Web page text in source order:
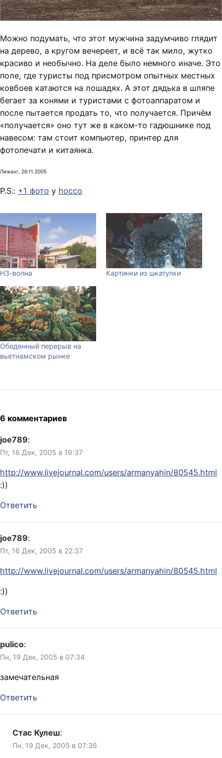
Можно подумать, что этот мужчина задумчиво глядит
на дерево, а кругом вечереет, и всё так мило, жутко
красиво и необычно. На деле было немного иначе. Это
поле, где туристы под присмотром опытных местных
ковбоев катаются на лошадях. А этот дядька в шляпе
бегает за конями и туристами с фотоаппаратом и
после пытается продать то, что получается. Причём
«получается» оно тут же в каком-то гадюшнике под
навесом: там стоит компьютер, принтер для
фотопечати и китаянка.
Лижанг, 26.11.2005
P.S.: +1 фото у hocco
НЗ-волна Картинки из шкатулки
Обеденный перерыв на
вьетнамском рынке
6 комментариев
joe789:
Пт, 16 Дек, 2005 в 19:37
http://www.livejournal.com/users/armanyahin/80545.html
:))
Ответить
joe789:
Пт, 16 Дек, 2005 в 22:37
http://www.livejournal.com/users/armanyahin/80545.html
:))
Ответить
pulico:
Пн, 19 Дек, 2005 в 07:34
замечательная
Ответить
Стас Кулеш:
Пн, 19 Дек, 2005 в 07:36